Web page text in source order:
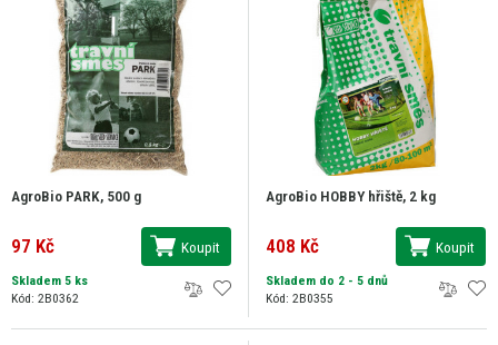
AgroBio PARK, 500 g
97 Kč Koupit
Skladem 5 ks
Kód: 2B0362
AgroBio HOBBY hřiště, 2 kg
408 Kč Koupit
Skladem do 2 - 5 dnů
Kód: 2B0355